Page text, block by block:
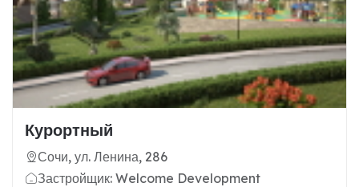
Курортный
Сочи, ул. Ленина, 286
Застройщик: Welcome Development